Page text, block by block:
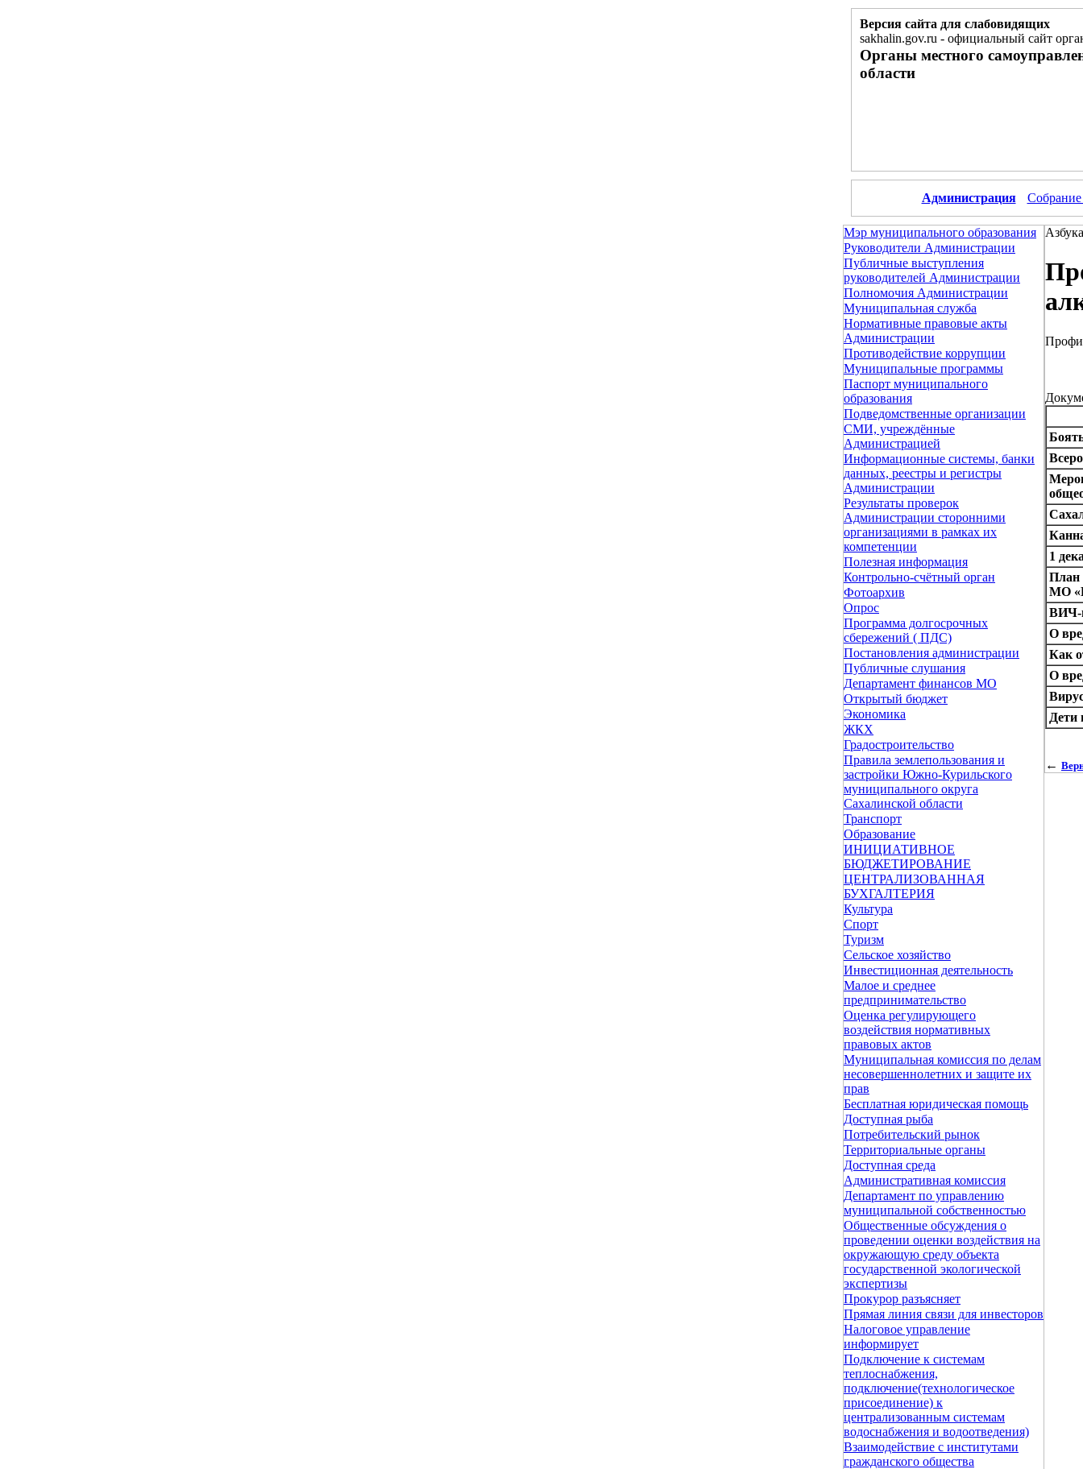
Версия сайта для слабовидящих
sakhalin.gov.ru - официальный сайт
Органы местного
области
Администрация Собрание
Мэр муниципального образования
Руководители Администрации
Публичные выступления
руководителей Администрации
Полномочия Администрации
Муниципальная служба
Нормативные правовые акты
Администрации
Противодействие коррупции
Муниципальные программы
Паспорт муниципального
образования
Подведомственные организации
СМИ, учреждённые
Администрацией
Информационные системы, банки
данных, реестры и регистры
Администрации
Результаты проверок
Администрации сторонними
организациями в рамках их
компетенции
Полезная информация
Контрольно-счётный орган
Фотоархив
Опрос
Программа долгосрочных
сбережений ( ПДС)
Постановления администрации
Публичные слушания
Департамент финансов МО
Открытый бюджет
Экономика
ЖКХ
Градостроительство
Правила землепользования и
застройки Южно-Курильского
муниципального округа
Сахалинской области
Транспорт
Образование
ИНИЦИАТИВНОЕ
БЮДЖЕТИРОВАНИЕ
ЦЕНТРАЛИЗОВАННАЯ
БУХГАЛТЕРИЯ
Культура
Спорт
Туризм
Сельское хозяйство
Инвестиционная деятельность
Малое и среднее
предпринимательство
Оценка регулирующего
воздействия нормативных
правовых актов
Муниципальная комиссия по делам
несовершеннолетних и защите их
прав
Бесплатная юридическая помощь
Доступная рыба
Потребительский рынок
Территориальные органы
Доступная среда
Административная комиссия
Департамент по управлению
муниципальной собственностью
Общественные обсуждения о
проведении оценки воздействия на
окружающую среду объекта
государственной экологической
экспертизы
Прокурор разъясняет
Прямая линия связи для инвесторов
Налоговое управление
информирует
Подключение к системам
теплоснабжения,
подключение(технологическое
присоединение) к
централизованным системам
водоснабжения и водоотведения)
Взаимодействие с институтами
гражданского общества
1
План
МО
ВИЧ-
О
Как
О
Дети
←